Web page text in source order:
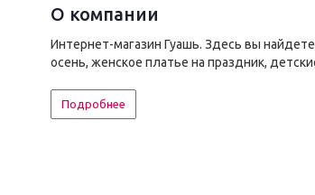
О компании
Интернет-магазин Гуашь. Здесь вы
осень, женское платье на праздник,
Подробнее